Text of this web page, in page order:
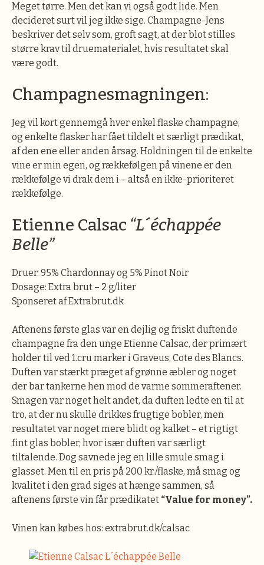
Meget tørre. Men det kan vi også godt lide. Men
decideret surt vil jeg ikke sige. Champagne-Jens
beskriver det selv som, groft sagt, at der blot stilles
større krav til druematerialet, hvis resultatet skal
være godt.
Champagnesmagningen:
Jeg vil kort gennemgå hver enkel flaske champagne,
og enkelte flasker har fået tildelt et særligt prædikat,
af den ene eller anden årsag. Holdningen til de enkelte
vine er min egen, og rækkefølgen på vinene er den
rækkefølge vi drak dem i – altså en ikke-prioriteret
rækkefølge.
Etienne Calsac “L´échappée
Belle”
Druer: 95% Chardonnay og 5% Pinot Noir
Dosage: Extra brut – 2 g/liter
Sponseret af Extrabrut.dk
Aftenens første glas var en dejlig og friskt duftende
champagne fra den unge Etienne Calsac, der primært
holder til ved 1.cru marker i Graveus, Cote des Blancs.
Duften var stærkt præget af grønne æbler og noget
der bar tankerne hen mod de varme sommeraftener.
Smagen var noget helt andet, da duften ledte en til at
tro, at der nu skulle drikkes frugtige bobler, men
resultatet var noget mere blidt og kalket – et rigtigt
fint glas bobler, hvor især duften var særligt
tiltalende. Dog savnede jeg en lille smule smag i
glasset. Men til en pris på 200 kr./flaske, må smag og
kvalitet i den grad siges at hænge sammen, så
aftenens første vin får prædikatet “Value for money”.
Vinen kan købes hos: extrabrut.dk/calsac